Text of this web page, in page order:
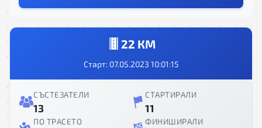
22 КМ
Старт: 07.05.2023 10:01:15
СЪСТЕЗАТЕЛИ
13
СТАРТИРАЛИ
11
ПО ТРАСЕТО ФИНИШИРАЛИ